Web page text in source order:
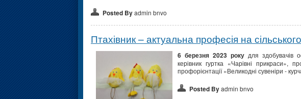
Posted Byadmin bnvo
Птахівник – актуальна професія на
6 березня 2023 року для здобувачів
керівник гуртка «Чарівні прикраси»,
профорієнтації «Великодні сувеніри -
Posted Byadmin bnvo